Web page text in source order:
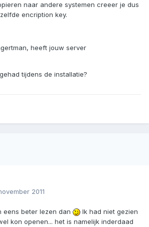
naar andere systemen creeer je dus
encription key.
heeft jouw server
tijdens de installatie?
2011
eens beter lezen dan
Ik had niet gezien
kon openen... het is namelijk inderdaad